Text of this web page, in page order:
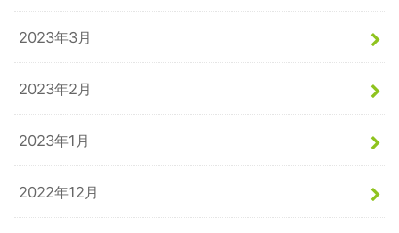
2023年3月
2023年2月
2023年1月
2022年12月